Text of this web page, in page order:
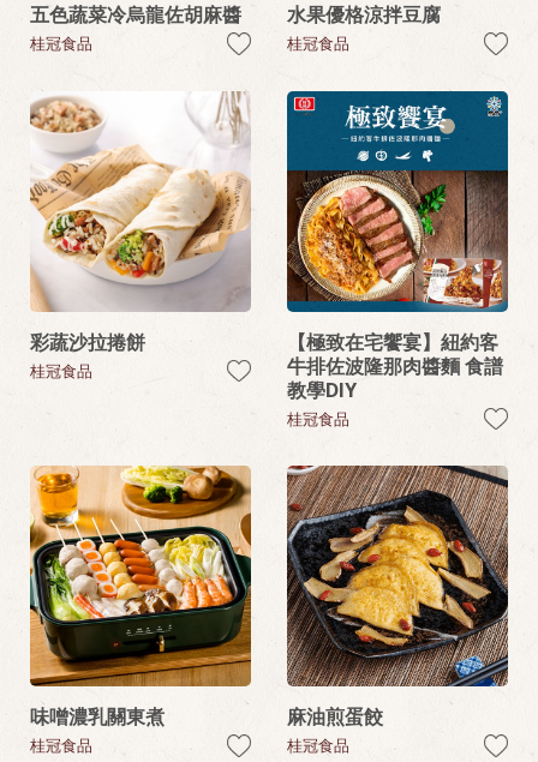
五色蔬菜冷烏龍佐胡麻醬
桂冠食品
水果優格涼拌豆腐
桂冠食品
彩蔬沙拉捲餅
桂冠食品
【極致在宅饗宴】紐約客
牛排佐波隆那肉醬麵 食譜
教學DIY
桂冠食品
味噌濃乳關東煮
桂冠食品
麻油煎蛋餃
桂冠食品